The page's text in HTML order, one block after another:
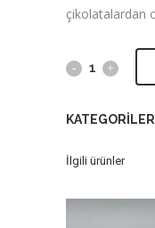
çikolatalardan
İlgili ürünler